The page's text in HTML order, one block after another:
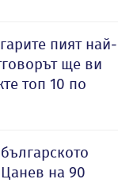
пият най-
ще ви
топ 10 по
на 90